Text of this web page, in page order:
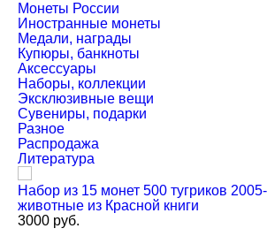
Монеты России
Иностранные монеты
Медали, награды
Купюры, банкноты
Аксессуары
Наборы, коллекции
Эксклюзивные вещи
Сувениры, подарки
Разное
Распродажа
Литература
Набор из 15 монет 500 тугриков
животные из Красной книги
3000 руб.